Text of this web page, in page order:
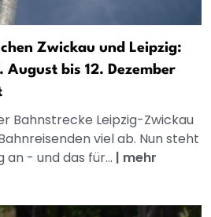
Zwickau und Leipzig:
August bis 12. Dezember
Bahnstrecke Leipzig-Zwickau
viel ab. Nun steht
- und das für... | mehr